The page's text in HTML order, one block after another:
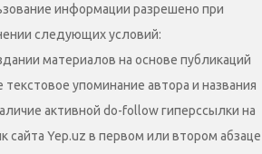
информации разрешено при
следующих условий:
материалов на основе публикаций
упоминание автора и названия
активной do-follow гиперссылки на
сайта Yep.uz в первом или втором абзаце